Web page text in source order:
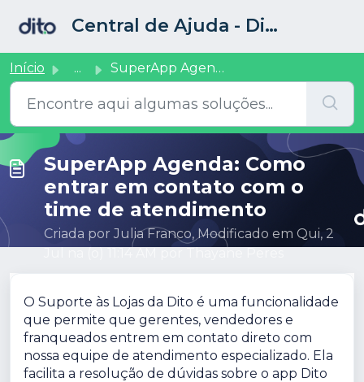
Central de Ajuda - Dito CRM
Início ... SuperApp Agenda: Como entrar em contato com o time de ate...
SuperApp Agenda: Como
entrar em contato com o
time de atendimento
Criada por Julia Franco, Modificado em Qui, 2
O Suporte às Lojas da Dito é uma funcionalidade
que permite que gerentes, vendedores e
franqueados entrem em contato direto com
nossa equipe de atendimento especializado. Ela
facilita a resolução de dúvidas sobre o app Dito